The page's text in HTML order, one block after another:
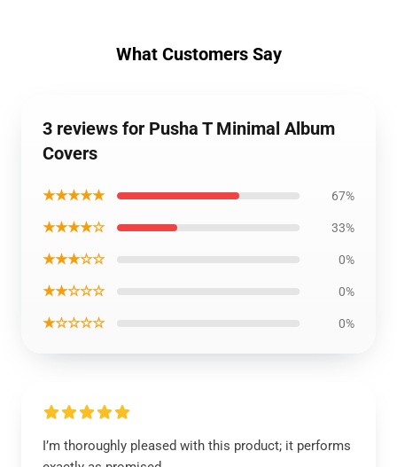
What Customers Say
3 reviews for Pusha T Minimal Album
Covers
★★★★★ 67%
★★★★☆ 33%
★★★☆☆ 0%
★★☆☆☆ 0%
★☆☆☆☆ 0%
I’m thoroughly pleased with this product; it performs